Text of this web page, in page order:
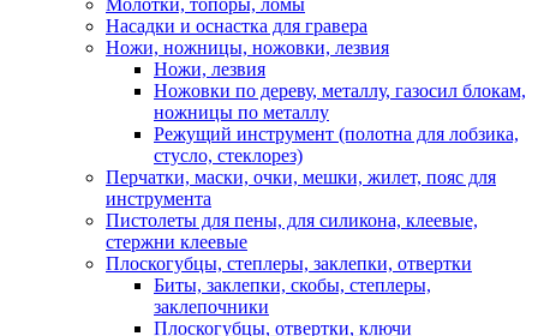
Молотки, топоры, ломы
Насадки и оснастка для гравера
Ножи, ножницы, ножовки, лезвия
Ножи, лезвия
Ножовки по дереву, металлу, газосил блокам,
ножницы по металлу
Режущий инструмент (полотна для лобзика,
стусло, стеклорез)
Перчатки, маски, очки, мешки, жилет, пояс для
инструмента
Пистолеты для пены, для силикона, клеевые,
стержни клеевые
Плоскогубцы, степлеры, заклепки, отвертки
Биты, заклепки, скобы, степлеры,
заклепочники
Плоскогубцы, отвертки, ключи